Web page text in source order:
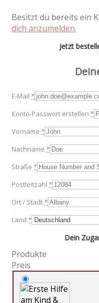
Besitzt du bereits ein
dich anzumelden.
Jetzt
E-Mail *
Konto-Passwort erstellen *
Vorname *
Nachname *
Straße *
Postleitzahl *
Ort / Stadt*
Land *
Dein
Produkte
Preis